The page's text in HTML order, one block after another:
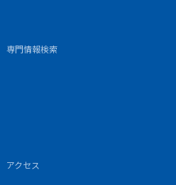
専門情報検索
アクセス